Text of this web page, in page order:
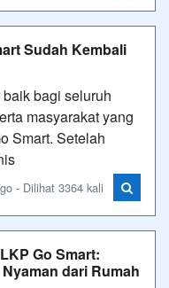
Sudah Kembali
bagi seluruh
masyarakat yang
Smart. Setelah
- Dilihat 3364 kali
Go Smart:
dari Rumah